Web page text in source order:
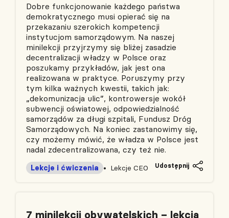
Dobre funkcjonowanie każdego państwa
demokratycznego musi opierać się na
przekazaniu szerokich kompetencji
instytucjom samorządowym. Na naszej
minilekcji przyjrzymy się bliżej zasadzie
decentralizacji władzy w Polsce oraz
poszukamy przykładów, jak jest ona
realizowana w praktyce. Poruszymy przy
tym kilka ważnych kwestii, takich jak:
„dekomunizacja ulic”, kontrowersje wokół
subwencji oświatowej, odpowiedzialność
samorządów za długi szpitali, Fundusz Dróg
Samorządowych. Na koniec zastanowimy się,
czy możemy mówić, że władza w Polsce jest
nadal zdecentralizowana, czy też nie.
Lekcje CEO
Lekcje i ćwiczenia Udostępnij
7 minilekcji obywatelskich – lekcja